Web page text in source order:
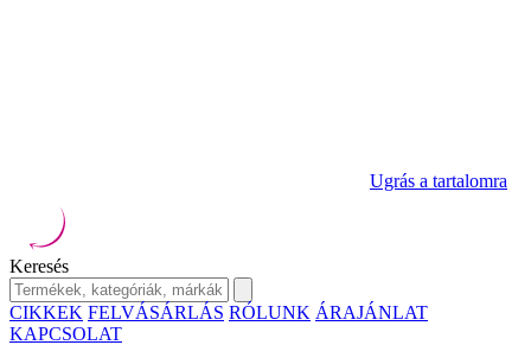
Ugrás a tartalomra
Keresés
CIKKEK FELVÁSÁRLÁS RÓLUNK ÁRAJÁNLAT
KAPCSOLAT